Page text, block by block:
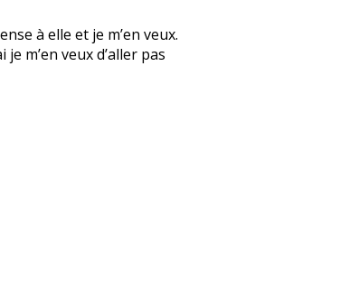
à elle et je m’en veux.
m’en veux d’aller pas